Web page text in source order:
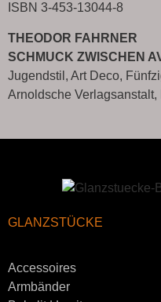
ISBN 3-453-13044-8
THEODOR FAHRNER
SCHMUCK ZWISCHEN
Jugendstil, Art Deco,
Arnoldsche
GLANZSTÜCKE
Accessoires
Armbänder